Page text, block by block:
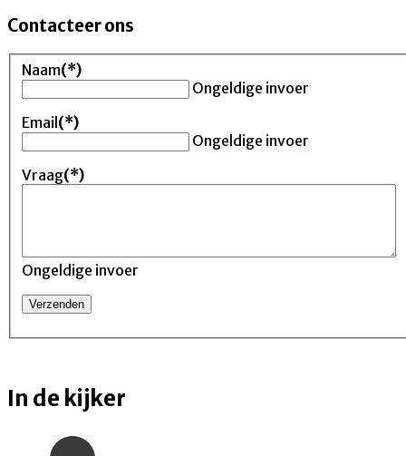
Contacteer ons
Naam(*)
Ongeldige invoer
Email(*)
Ongeldige invoer
Vraag(*)
Ongeldige invoer
In de kijker